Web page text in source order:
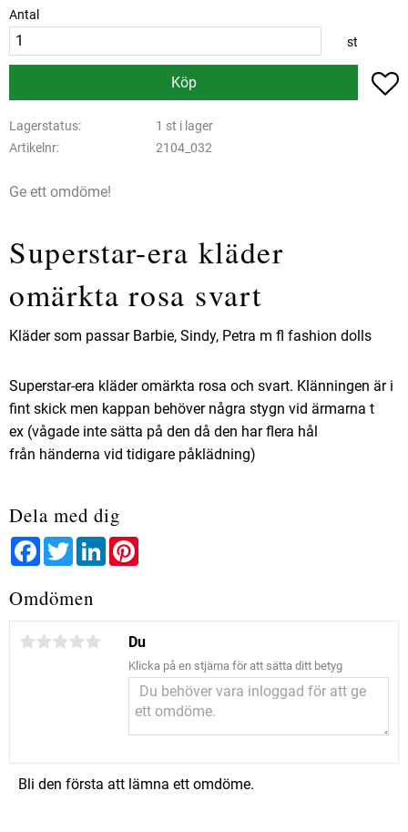
Antal
st
Köp
Lagerstatus
1 st i lager
Artikelnr
2104_032
Ge ett omdöme!
Superstar-era kläder
omärkta rosa svart
Kläder som passar Barbie, Sindy, Petra m fl fashion dolls
Superstar-era kläder omärkta rosa och svart. Klänningen är i
fint skick men kappan behöver några stygn vid ärmarna t
ex (vågade inte sätta på den då den har flera hål
från händerna vid tidigare påklädning)
Dela med dig
FacebookTwitterLinkedIn
Omdömen
Du
Klicka på en stjärna för att sätta ditt betyg
Bli den första att lämna ett omdöme.